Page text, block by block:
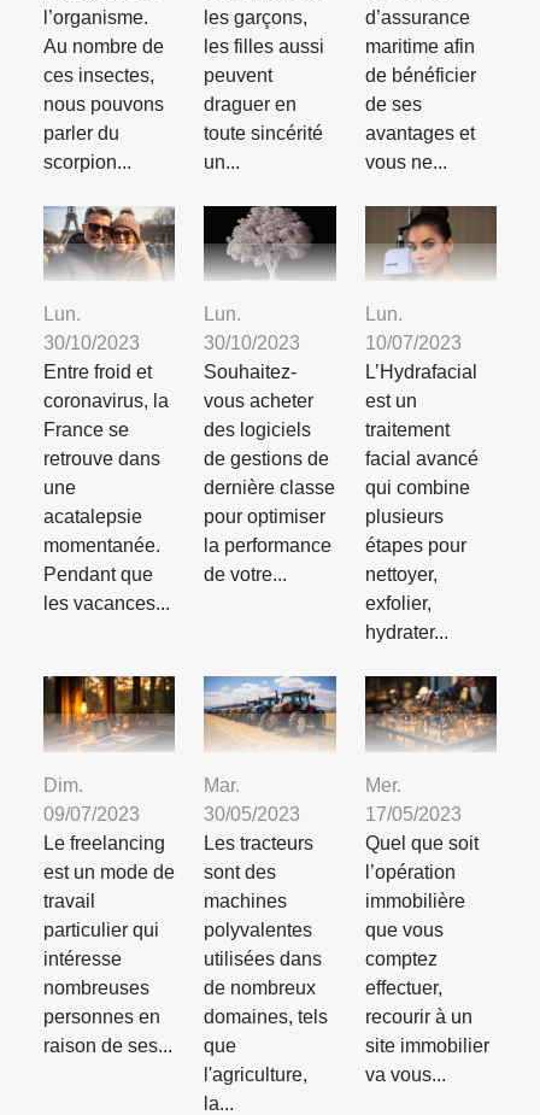
l’organisme.
Au nombre de
ces insectes,
nous pouvons
parler du
scorpion...
les garçons,
les filles aussi
peuvent
draguer en
toute sincérité
un...
d’assurance
maritime afin
de bénéficier
de ses
avantages et
vous ne...
Lun.
30/10/2023
Entre froid et
coronavirus, la
France se
retrouve dans
une
acatalepsie
momentanée.
Pendant que
les vacances...
Lun.
30/10/2023
Souhaitez-
vous acheter
des logiciels
de gestions de
dernière classe
pour optimiser
la performance
de votre...
Lun.
10/07/2023
L’Hydrafacial
est un
traitement
facial avancé
qui combine
plusieurs
étapes pour
nettoyer,
exfolier,
hydrater...
Dim.
09/07/2023
Le freelancing
est un mode de
travail
particulier qui
intéresse
nombreuses
personnes en
raison de ses...
Mar.
30/05/2023
Les tracteurs
sont des
machines
polyvalentes
utilisées dans
de nombreux
domaines, tels
que
l'agriculture,
la...
Mer.
17/05/2023
Quel que soit
l’opération
immobilière
que vous
comptez
effectuer,
recourir à un
site immobilier
va vous...